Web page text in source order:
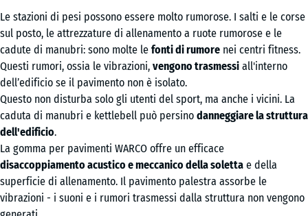
Le stazioni di pesi possono essere molto rumorose. I salti e le corse
sul posto, le attrezzature di allenamento a ruote rumorose e le
cadute di manubri: sono molte le fonti di rumore nei centri fitness.
Questi rumori, ossia le vibrazioni, vengono trasmessi all'interno
dell’edificio se il pavimento non è isolato.
Questo non disturba solo gli utenti del sport, ma anche i vicini. La
caduta di manubri e kettlebell può persino danneggiare la struttura
dell'edificio.
La gomma per pavimenti WARCO offre un efficace
disaccoppiamento acustico e meccanico della soletta e della
superficie di allenamento. Il pavimento palestra assorbe le
vibrazioni - i suoni e i rumori trasmessi dalla struttura non vengono